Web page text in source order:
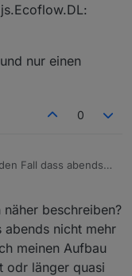
nur einen
0
Fall dass abends
gestellt war. Ich
priorisieren"
aufzutreten. Bzw.
erkennen. Hast Du
beschreiben?
abends nicht mehr
meinen Aufbau
odr länger quasi